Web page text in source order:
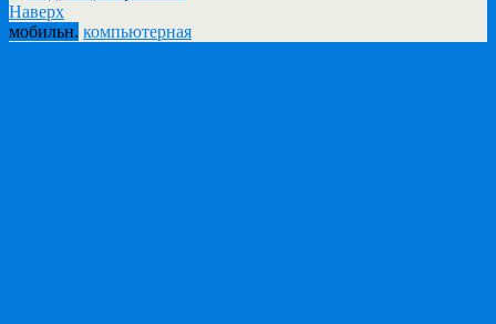
Наверх
мобильн. компьютерная